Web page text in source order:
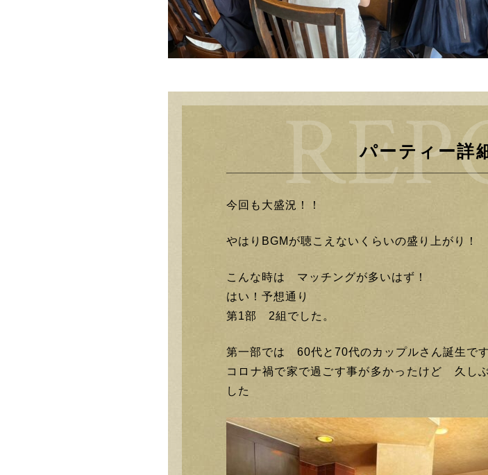
パーティー詳
今回も大盛況！！
やはりBGMが聴こえないくらいの盛り上がり！
こんな時は マッチングが多いはず！
はい！予想通り
第1部 2組でした。
第一部では 60代と70代のカップルさん誕生です
コロナ禍で家で過ごす事が多かったけど 久し
した